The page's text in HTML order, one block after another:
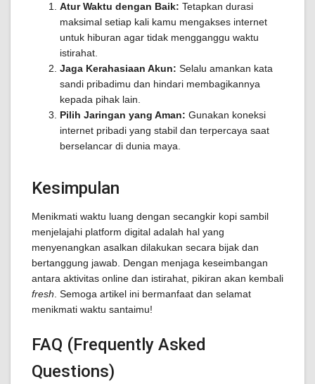
Atur Waktu dengan Baik: Tetapkan durasi
maksimal setiap kali kamu mengakses internet
untuk hiburan agar tidak mengganggu waktu
istirahat.
Jaga Kerahasiaan Akun: Selalu amankan kata
sandi pribadimu dan hindari membagikannya
kepada pihak lain.
Pilih Jaringan yang Aman: Gunakan koneksi
internet pribadi yang stabil dan terpercaya saat
berselancar di dunia maya.
Kesimpulan
Menikmati waktu luang dengan secangkir kopi sambil
menjelajahi platform digital adalah hal yang
menyenangkan asalkan dilakukan secara bijak dan
bertanggung jawab. Dengan menjaga keseimbangan
antara aktivitas online dan istirahat, pikiran akan kembali
fresh . Semoga artikel ini bermanfaat dan selamat
menikmati waktu santaimu!
FAQ (Frequently Asked
Questions)